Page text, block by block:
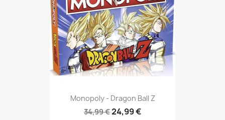
Monopoly - Dragon Ball Z
34,99 €24,99 €